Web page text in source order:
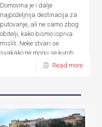
Domovina je i dalje
najpoželjnija destinacija za
putovanje, ali ne samo zbog
obitelji, kako bismo isprva
mislili. Neke stvari se
svakako ne mogu se kupiti
Read more